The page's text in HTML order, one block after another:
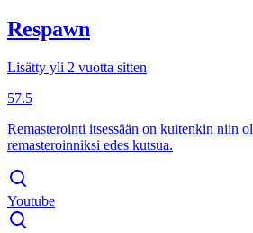
Respawn
Lisätty yli 2 vuotta sitten
57.5
Remasterointi itsessään on kuitenkin niin
remasteroinniksi edes kutsua.
Youtube